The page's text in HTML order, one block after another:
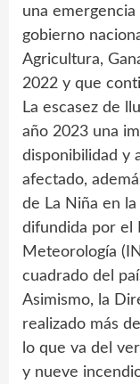
una
gobierno
Agricultura,
2022 y que
La escasez de
año 2023 una
disponibilidad y
afectado,
de La Niña en
difundida por el
Meteorología
cuadrado del
Asimismo, la
realizado más
lo que va del
y nueve